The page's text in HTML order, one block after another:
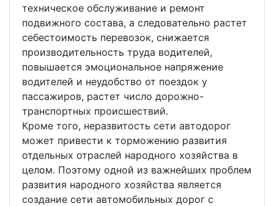
техническое обслуживание и ремонт
подвижного состава, а следовательно растет
себестоимость перевозок, снижается
производительность труда водителей,
повышается эмоциональное напряжение
водителей и неудобство от поездок у
пассажиров, растет число дорожно-
транспортных происшествий.
Кроме того, неразвитость сети автодорог
может привести к торможению развития
отдельных отраслей народного хозяйства в
целом. Поэтому одной из важнейших проблем
развития народного хозяйства является
создание сети автомобильных дорог с